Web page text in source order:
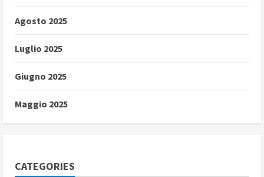
Agosto 2025
Luglio 2025
Giugno 2025
Maggio 2025
CATEGORIES